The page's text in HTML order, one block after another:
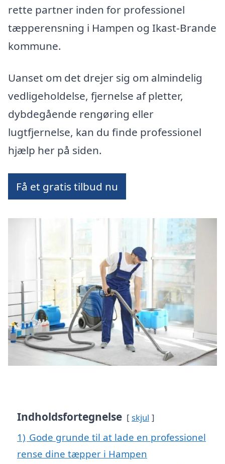
rette partner inden for professionel
tæpperensning i Hampen og Ikast-Brande
kommune.
Uanset om det drejer sig om almindelig
vedligeholdelse, fjernelse af pletter,
dybdegående rengøring eller
lugtfjernelse, kan du finde professionel
hjælp her på siden.
Få et gratis tilbud nu
Indholdsfortegnelse skjul
1) Gode grunde til at lade en professionel
rense dine tæpper i Hampen